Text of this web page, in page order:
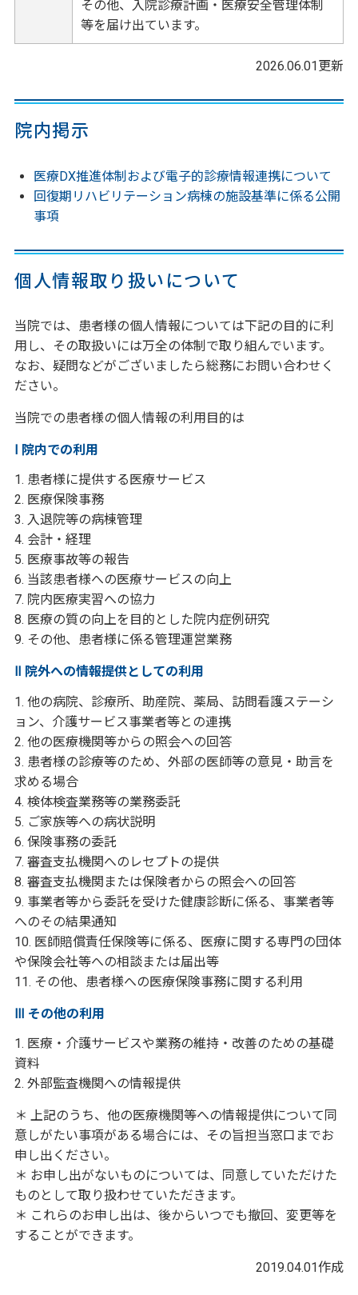
その他、入院診療計画・医療安全管理体制
等を届け出ています。
2026.06.01更新
院内掲示
医療DX推進体制および電子的診療情報連携について
回復期リハビリテーション病棟の施設基準に係る公開
事項
個人情報取り扱いについて
当院では、患者様の個人情報については下記の目的に利
用し、その取扱いには万全の体制で取り組んでいます。
なお、疑問などがございましたら総務にお問い合わせく
ださい。
当院での患者様の個人情報の利用目的は
Ⅰ 院内での利用
1. 患者様に提供する医療サービス
2. 医療保険事務
3. 入退院等の病棟管理
4. 会計・経理
5. 医療事故等の報告
6. 当該患者様への医療サービスの向上
7. 院内医療実習への協力
8. 医療の質の向上を目的とした院内症例研究
9. その他、患者様に係る管理運営業務
Ⅱ 院外への情報提供としての利用
1. 他の病院、診療所、助産院、薬局、訪問看護ステーシ
ョン、介護サービス事業者等との連携
2. 他の医療機関等からの照会への回答
3. 患者様の診療等のため、外部の医師等の意見・助言を
求める場合
4. 検体検査業務等の業務委託
5. ご家族等への病状説明
6. 保険事務の委託
7. 審査支払機関へのレセプトの提供
8. 審査支払機関または保険者からの照会への回答
9. 事業者等から委託を受けた健康診断に係る、事業者等
へのその結果通知
10. 医師賠償責任保険等に係る、医療に関する専門の団体
や保険会社等への相談または届出等
11. その他、患者様への医療保険事務に関する利用
Ⅲ その他の利用
1. 医療・介護サービスや業務の維持・改善のための基礎
資料
2. 外部監査機関への情報提供
＊ 上記のうち、他の医療機関等への情報提供について同
意しがたい事項がある場合には、その旨担当窓口までお
申し出ください。
＊ お申し出がないものについては、同意していただけた
ものとして取り扱わせていただきます。
＊ これらのお申し出は、後からいつでも撤回、変更等を
することができます。
2019.04.01作成